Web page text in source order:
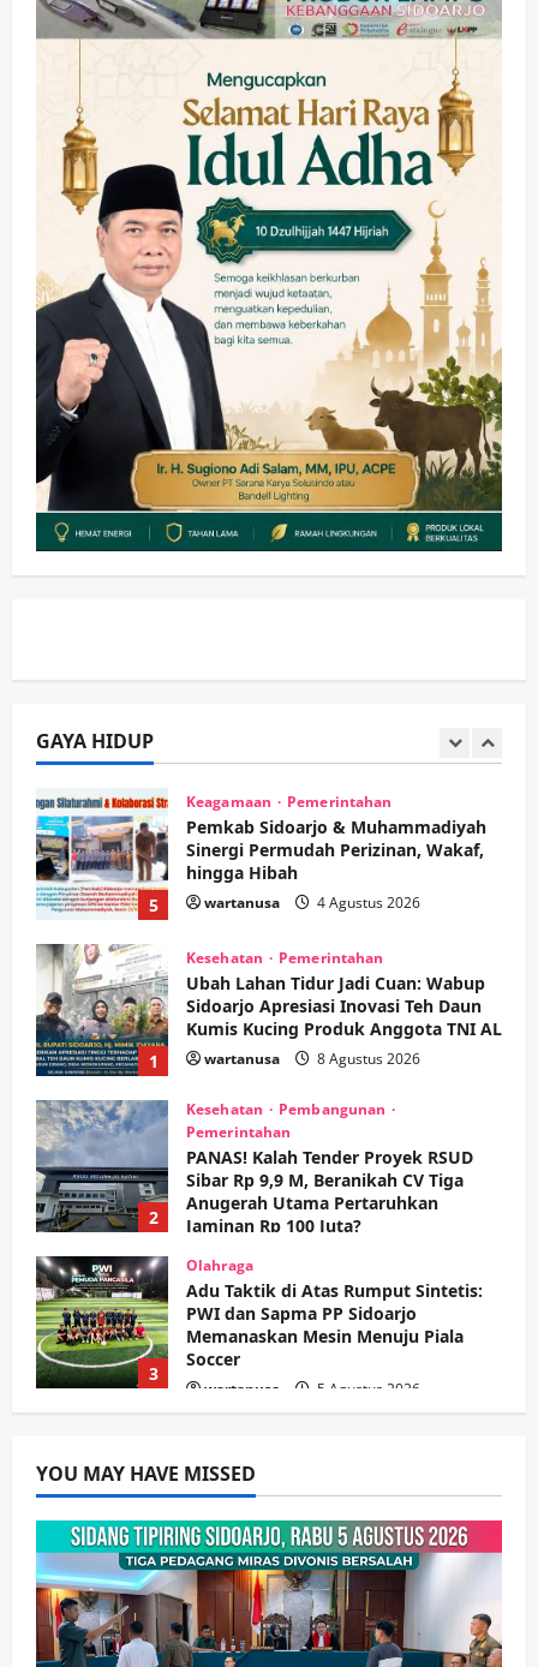
GAYA HIDUP
Keagamaan Pemerintahan
Pemkab Sidoarjo & Muhammadiyah
Sinergi Permudah Perizinan, Wakaf,
hingga Hibah
wartanusa 4 Agustus 2026
1
Kesehatan Pemerintahan
Ubah Lahan Tidur Jadi Cuan: Wabup
Sidoarjo Apresiasi Inovasi Teh Daun
Kumis Kucing Produk Anggota TNI AL
wartanusa 8 Agustus 2026
2
Kesehatan Pembangunan
Pemerintahan
PANAS! Kalah Tender Proyek RSUD
Sibar Rp 9,9 M, Beranikah CV Tiga
Anugerah Utama Pertaruhkan
Jaminan Rp 100 Juta?
wartanusa 5 Agustus 2026
Olahraga
Adu Taktik di Atas Rumput Sintetis:
PWI dan Sapma PP Sidoarjo
Memanaskan Mesin Menuju Piala
Soccer
4
wartanusa 4 Agustus 2026
5
Keagamaan Pemerintahan
Pemkab Sidoarjo & Muhammadiyah
Sinergi Permudah Perizinan, Wakaf,
hingga Hibah
wartanusa 4 Agustus 2026
1
Kesehatan Pemerintahan
Ubah Lahan Tidur Jadi Cuan: Wabup
Sidoarjo Apresiasi Inovasi Teh Daun
Kumis Kucing Produk Anggota TNI AL
wartanusa 8 Agustus 2026
2
Kesehatan
Pembangunan
Pemerintahan
PANAS! Kalah Tender Proyek RSUD
Sibar Rp 9,9 M, Beranikah CV Tiga
Anugerah Utama Pertaruhkan
Jaminan Rp 100 Juta?
wartanusa
3
Olahraga
Adu Taktik di Atas Rumput Sintetis:
PWI dan Sapma PP Sidoarjo
Memanaskan Mesin Menuju Piala
Soccer
wartanusa 5 Agustus 2026
4
Tumplek Blek di Bazar Rakyat Jalan
Jambu, Borong Kuliner UMKM Sambil
Nonton Jaranan!
wartanusa 4 Agustus 2026
Keagamaan Pemerintahan
Pemkab Sidoarjo & Muhammadiyah
Sinergi Permudah Perizinan, Wakaf,
hingga Hibah
YOU MAY HAVE MISSED